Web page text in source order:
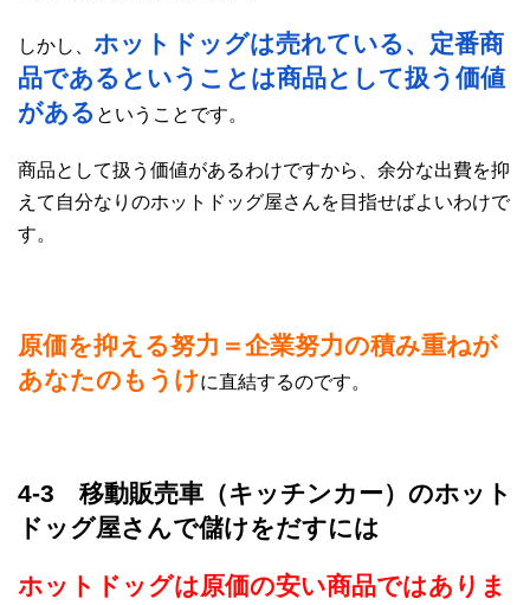
しかし、 ホットドッグは売れている、定番商
品であるということは商品として扱う価値
がある ということです。
商品として扱う価値があるわけですから、余分な出費を抑
えて自分なりのホットドッグ屋さんを目指せばよいわけで
す。
原価を抑える努力＝企業努力の積み重ねが
あなたのもうけに直結するのです。
4-3 移動販売車（キッチンカー）のホット
ドッグ屋さんで儲けをだすには
ホットドッグは原価の安い商品ではありま